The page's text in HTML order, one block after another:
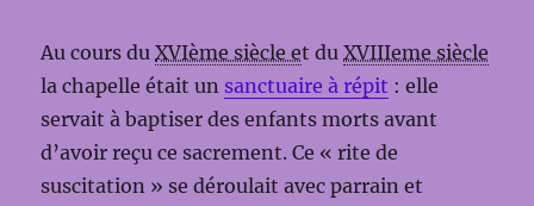
Au cours duXVIème siècle et duXVIIIeme siècle
la chapelle était un sanctuaire à répit : elle
servait àbaptiser des enfants morts avant
d’avoir reçu ce sacrement. Ce « rite de
suscitation » se déroulait avec parrain et